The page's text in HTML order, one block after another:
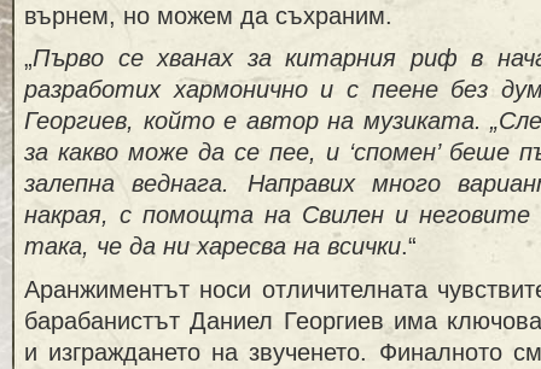
върнем, но можем да съхраним.
„Първо се хванах за китарния риф в
разработих хармонично и с пеене без
Георгиев, който е автор на музиката.
за какво може да се пее, и ‘спомен’ беше
залепна веднага. Направих много
накрая, с помощта на Свилен и неговите
така, че да ни харесва на всички.“
Аранжиментът носи отличителната
барабанистът Даниел Георгиев има
и изграждането на звученето. Финалното